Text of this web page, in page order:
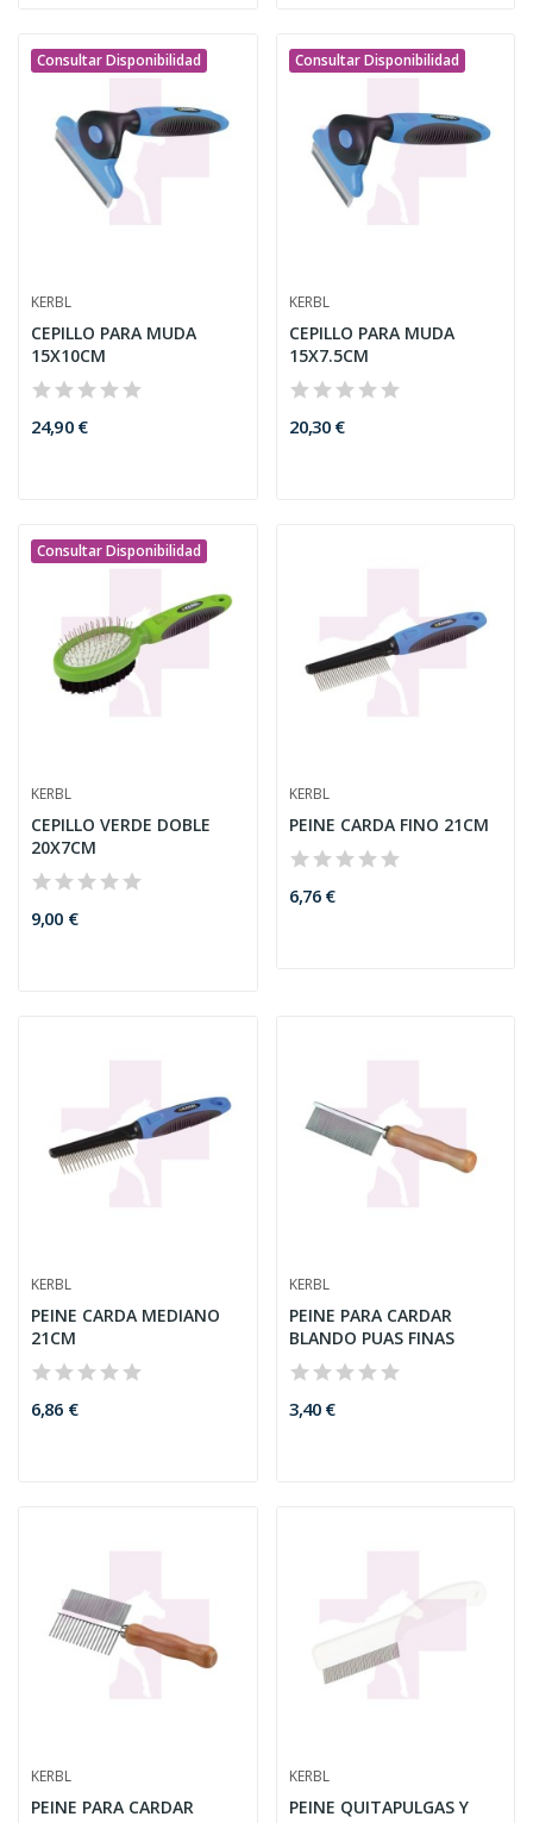
Consultar Disponibilidad
KERBL
CEPILLO PARA MUDA
15X10CM
24,90 €
Consultar Disponibilidad
KERBL
CEPILLO PARA MUDA
15X7.5CM
20,30 €
Consultar Disponibilidad
KERBL
CEPILLO VERDE DOBLE
20X7CM
9,00 €
KERBL
PEINE CARDA FINO 21CM
6,76 €
KERBL
PEINE CARDA MEDIANO
21CM
6,86 €
KERBL
PEINE PARA CARDAR
BLANDO PUAS FINAS
3,40 €
KERBL
PEINE PARA CARDAR
KERBL
PEINE QUITAPULGAS Y